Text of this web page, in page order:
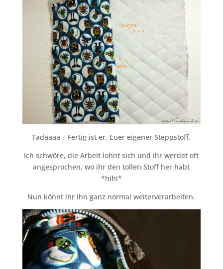
Tadaaaa – Fertig ist er. Euer eigener Steppstoff.
Ich schwöre, die Arbeit lohnt sich und ihr werdet oft
angesprochen, wo ihr den tollen Stoff her habt
*hihi*
Nun könnt ihr ihn ganz normal weiterverarbeiten.